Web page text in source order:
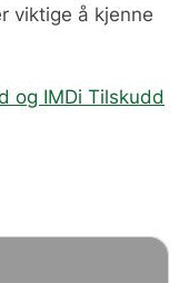
viktige å kjenne
og IMDi Tilskudd